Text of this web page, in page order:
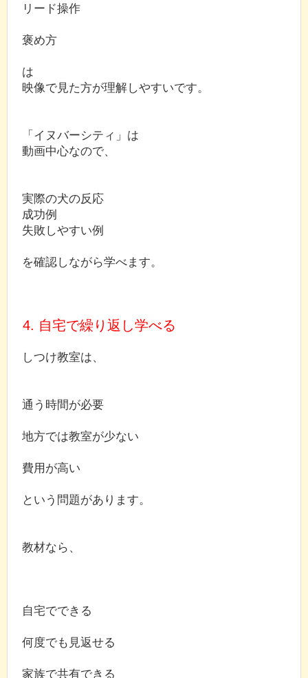
リード操作
褒め方
は
映像で見た方が理解しやすいです。
「イヌバーシティ」は
動画中心なので、
実際の犬の反応
成功例
失敗しやすい例
を確認しながら学べます。
4. 自宅で繰り返し学べる
しつけ教室は、
通う時間が必要
地方では教室が少ない
費用が高い
という問題があります。
教材なら、
自宅でできる
何度でも見返せる
家族で共有できる